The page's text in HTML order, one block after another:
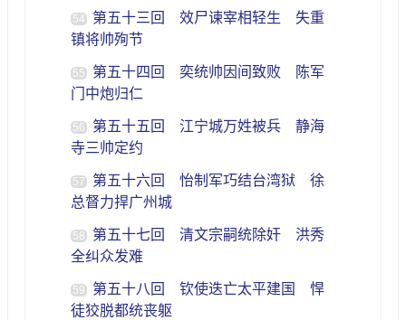
54
第五十三回 效尸谏宰相轻生 失重
镇将帅殉节
55
第五十四回 奕统帅因间致败 陈军
门中炮归仁
56
第五十五回 江宁城万姓被兵 静海
寺三帅定约
57
第五十六回 怡制军巧结台湾狱 徐
总督力捍广州城
58
第五十七回 清文宗嗣统除奸 洪秀
全纠众发难
59
第五十八回 钦使迭亡太平建国 悍
徒狡脱都统丧躯